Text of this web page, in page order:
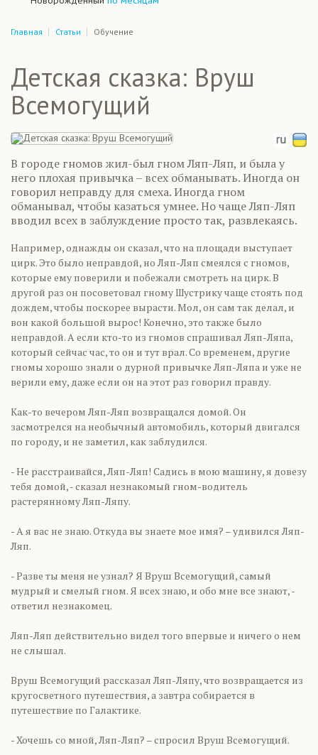
Главная Статьи Обучение
Детская сказка: Вруш
Всемогущий
В городе гномов жил-был гном Ляп-Ляп, и была у
него плохая привычка – всех обманывать. Иногда он
говорил неправду для смеха. Иногда гном
обманывал, чтобы казаться умнее. Но чаще Ляп-Ляп
вводил всех в заблуждение просто так, развлекаясь.
Например, однажды он сказал, что на площади выступает
цирк. Это было неправдой, но Ляп-Ляп смеялся с гномов,
которые ему поверили и побежали смотреть на цирк. В
другой раз он посоветовал гному Шустрику чаще стоять под
дождем, чтобы поскорее вырасти. Мол, он сам так делал, и
вон какой большой вырос! Конечно, это также было
неправдой. А если кто-то из гномов спрашивал Ляп-Ляпа,
который сейчас час, то он и тут врал. Со временем, другие
гномы хорошо знали о дурной привычке Ляп-Ляпа и уже не
верили ему, даже если он на этот раз говорил правду.
Как-то вечером Ляп-Ляп возвращался домой. Он
засмотрелся на необычный автомобиль, который двигался
по городу, и не заметил, как заблудился.
- Не расстраивайся, Ляп-Ляп! Садись в мою машину, я довезу
тебя домой, - сказал незнакомый гном-водитель
растерянному Ляп-Ляпу.
- А я вас не знаю. Откуда вы знаете мое имя? – удивился Ляп-
Ляп.
- Разве ты меня не узнал? Я Вруш Всемогущий, самый
мудрый и смелый гном. Я всех знаю, и обо мне все знают, -
ответил незнакомец.
Ляп-Ляп действительно видел того впервые и ничего о нем
не слышал.
Вруш Всемогущий рассказал Ляп-Ляпу, что возвращается из
кругосветного путешествия, а завтра собирается в
путешествие по Галактике.
- Хочешь со мной, Ляп-Ляп? – спросил Вруш Всемогущий.